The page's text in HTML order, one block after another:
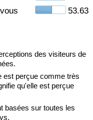
53.63
des visiteurs de
est perçue comme très
qu'elle est perçue
basées sur toutes les